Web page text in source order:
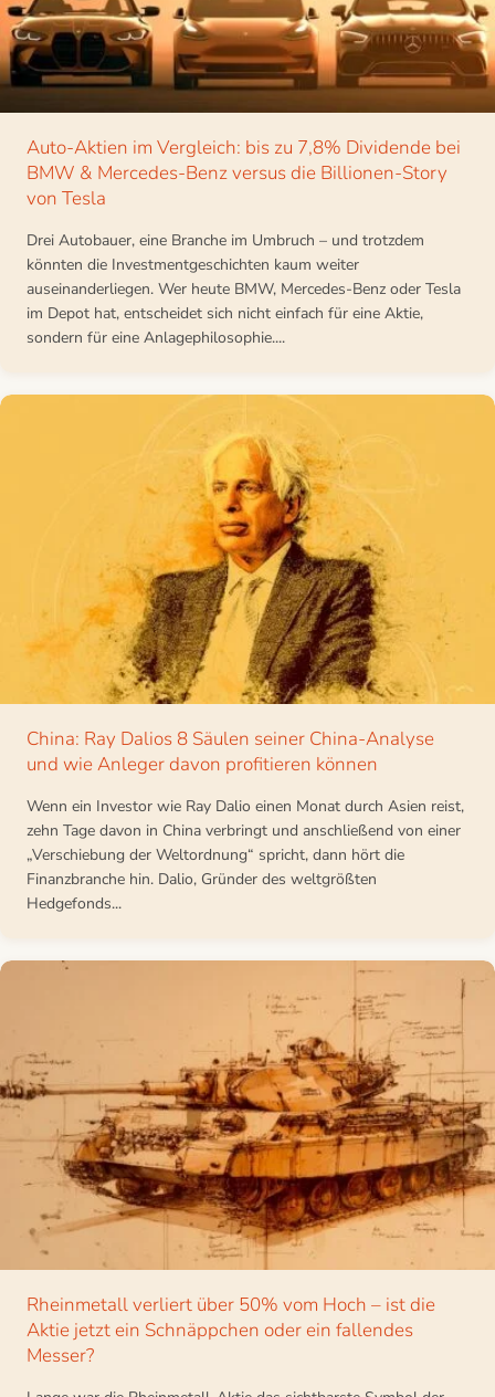
Auto-Aktien im Vergleich: bis zu 7,8% Dividende bei
BMW & Mercedes-Benz versus die Billionen-Story
von Tesla
Drei Autobauer, eine Branche im Umbruch – und trotzdem
könnten die Investmentgeschichten kaum weiter
auseinanderliegen. Wer heute BMW, Mercedes-Benz oder Tesla
im Depot hat, entscheidet sich nicht einfach für eine Aktie,
sondern für eine Anlagephilosophie....
China: Ray Dalios 8 Säulen seiner China-Analyse
und wie Anleger davon profitieren können
Wenn ein Investor wie Ray Dalio einen Monat durch Asien reist,
zehn Tage davon in China verbringt und anschließend von einer
„Verschiebung der Weltordnung“ spricht, dann hört die
Finanzbranche hin. Dalio, Gründer des weltgrößten
Hedgefonds...
Rheinmetall verliert über 50% vom Hoch – ist die
Aktie jetzt ein Schnäppchen oder ein fallendes
Messer?